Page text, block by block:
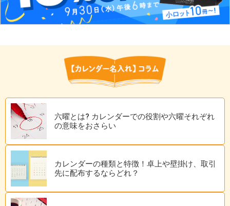
六曜とは? カレンダーでの役割や六曜それぞれ
の意味をおさらい
カレンダーの種類と特徴！卓上や壁掛け、取引
先に配布するならどれ？